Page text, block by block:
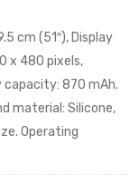
cm (51″), Display
x 480 pixels,
capacity: 870 mAh.
material: Silicone,
Operating